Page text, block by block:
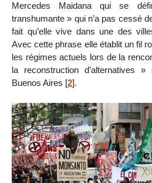
Mercedes Maidana qui se
transhumante » qui n’a pas cessé
fait qu’elle vive dans une des
Avec cette phrase elle établit un fil
les régimes actuels lors de la
la reconstruction d’alternatives
Buenos Aires [2].